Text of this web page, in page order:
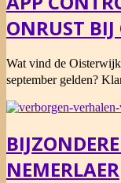
ONRUST BIJ
2021-
09-
18
Wat vind de
september gelden?
NEMERLAER